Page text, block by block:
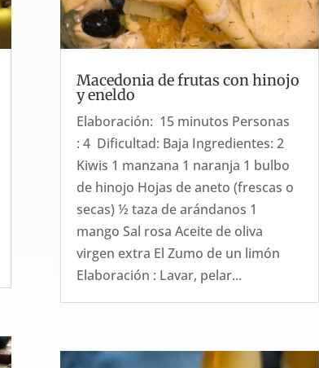
Macedonia de frutas con hinojo
y eneldo
Elaboración: 15 minutos Personas
: 4 Dificultad: Baja Ingredientes: 2
Kiwis 1 manzana 1 naranja 1 bulbo
de hinojo Hojas de aneto (frescas o
secas) ½ taza de arándanos 1
mango Sal rosa Aceite de oliva
virgen extra El Zumo de un limón
Elaboración : Lavar, pelar...